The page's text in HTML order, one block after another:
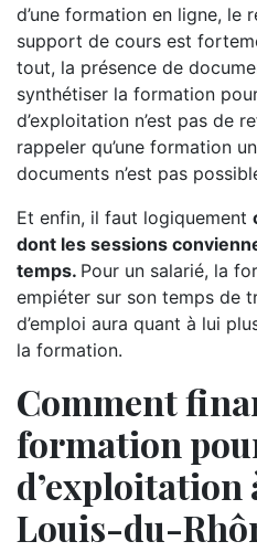
d’une formation en ligne, le
support de cours est
tout, la présence de
synthétiser la formation
d’exploitation n’est pas de
rappeler qu’une formation
documents n’est pas
Et enfin, il faut logiquement
dont les sessions
temps. Pour un salarié, la
empiéter sur son temps de
d’emploi aura quant à lui
la formation.
Comment
formation
Louis-du-